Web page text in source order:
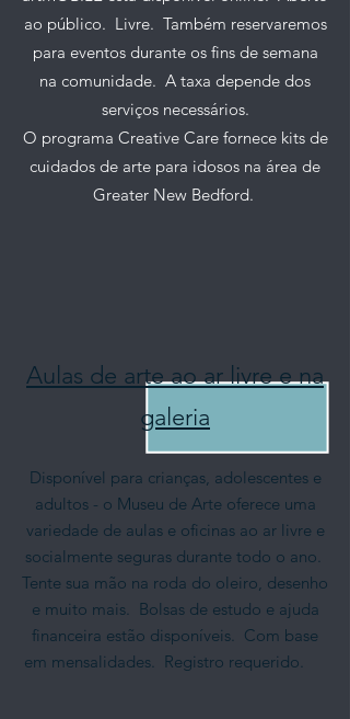
ao público. Livre. Também reservaremos
para eventos durante os fins de semana
na comunidade. A taxa depende dos
serviços necessários.
O programa Creative Care fornece kits de
cuidados de arte para idosos na área de
Greater New Bedford.
Aulas de arte ao ar livre e na
galeria
Disponível para crianças, adolescentes e
adultos - o Museu de Arte oferece uma
variedade de aulas e oficinas ao ar livre e
socialmente seguras durante todo o ano.
Tente sua mão na roda do oleiro, desenho
e muito mais. Bolsas de estudo e ajuda
financeira estão disponíveis. Com base
em mensalidades. Registro requerido.